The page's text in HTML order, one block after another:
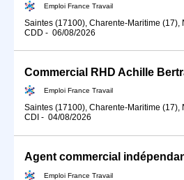
Emploi France Travail
Saintes (17100), Charente-Maritime (17),
CDD - 06/08/2026
Commercial RHD Achille
Emploi France Travail
Saintes (17100), Charente-Maritime (17),
CDI - 04/08/2026
Agent commercial
Emploi France Travail